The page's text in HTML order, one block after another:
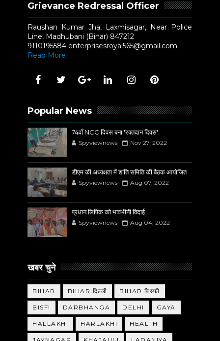
Grievance Redressal Officer
Raushan Kumar Jha, Laxmisagar, Near Police
Line, Madhubani (Bihar) 847212
9110195584 enterprisesroyal565@gmail.com
Read More
Popular News
74वाँ NCC दिवस बना 'रक्तदान दिवस'
Spyviewnews Nov 27, 2022
डीएम की अध्यक्षता में शांति समिति की बैठक आयोजित
Spyviewnews Aug 07, 2022
प्रधान लिपिक को भावभीनी विदाई
Spyviewnews Aug 04, 2022
खबर चुने
BIHAR BIHAR दिल्ली BIHAR बिस्फी
BISFI DARBHANGA DELHI GAYA
HALLAKHI HARLAKHI HEALTH